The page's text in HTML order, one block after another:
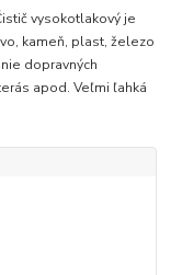
vysokotlakový je
kameň, plast, železo
dopravných
apod. Veľmi ľahká